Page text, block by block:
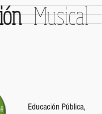
Musical
Educación Pública,